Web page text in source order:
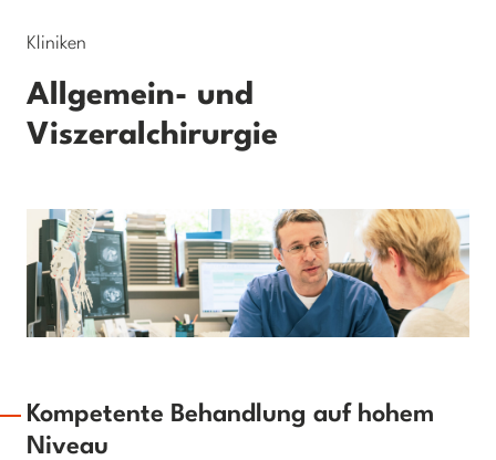
Kliniken
Allgemein- und
Viszeralchirurgie
Kompetente Behandlung auf hohem
Niveau